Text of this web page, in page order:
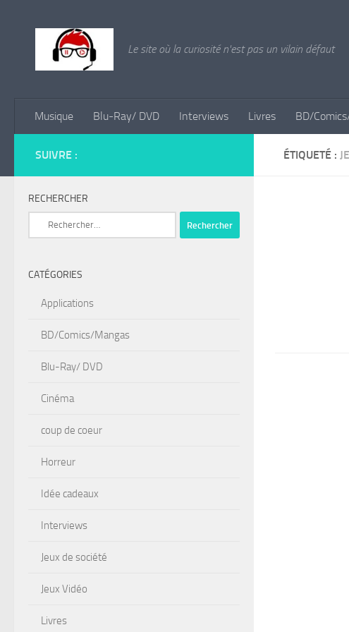
Le site où la curiosité n'est pas un vilain défaut
Musique Blu-Ray/ DVD Interviews Livres BD/
ÉTIQUETÉ :
SUIVRE :
RECHERCHER
Rechercher :
CATÉGORIES
Applications
BD/Comics/Mangas
Blu-Ray/ DVD
Cinéma
coup de coeur
Horreur
Idée cadeaux
Interviews
Jeux de société
Jeux Vidéo
Livres